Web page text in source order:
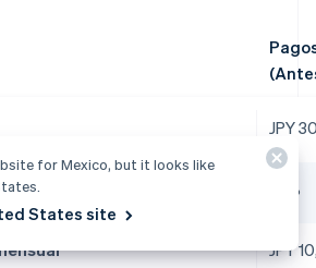
JPY
15 %
JPY
for Mexico, but it looks like
States site